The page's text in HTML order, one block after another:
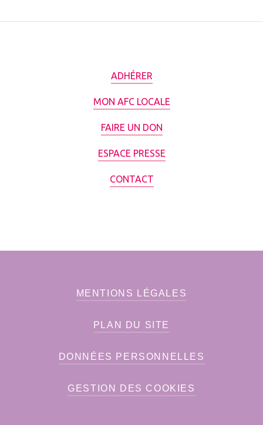
ADHÉRER
MON AFC LOCALE
FAIRE UN DON
ESPACE PRESSE
CONTACT
MENTIONS LÉGALES
PLAN DU SITE
DONNÉES PERSONNELLES
GESTION DES COOKIES